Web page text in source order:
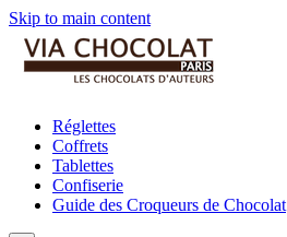
Skip to main content
Réglettes
Coffrets
Tablettes
Confiserie
Guide des Croqueurs de Chocolat